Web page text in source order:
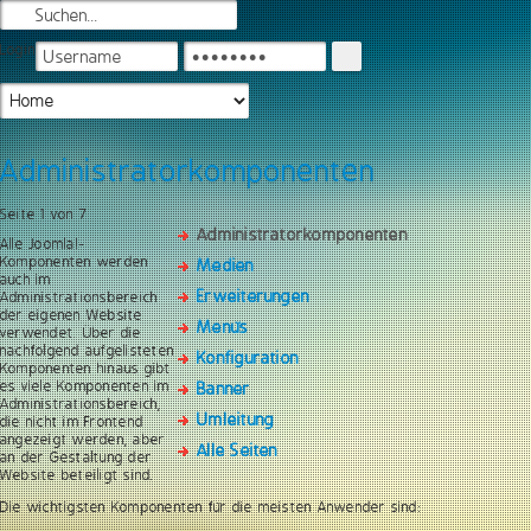
Login
Administratorkomponenten
Administratorkomponenten
Medien
Erweiterungen
Menüs
Konfiguration
Banner
Umleitung
Alle Seiten
Seite 1 von 7
Alle Joomla!-
Komponenten werden
auch im
Administrationsbereich
der eigenen Website
verwendet. Über die
nachfolgend aufgelisteten
Komponenten hinaus gibt
es viele Komponenten im
Administrationsbereich,
die nicht im Frontend
angezeigt werden, aber
an der Gestaltung der
Website beteiligt sind.
Die wichtigsten Komponenten für die meisten Anwender sind: